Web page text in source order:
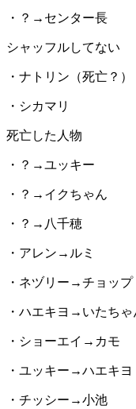
・？→センター長
シャッフルしてない
・ナトリン（死亡？）
・シカマリ
死亡した人物
・？→ユッキー
・？→イクちゃん
・？→八千穂
・アレン→ルミ
・ネヅリー→チョップ
・ハエキヨ→いたちゃ
・ショーエイ→カモ
・ユッキー→ハエキヨ
・チッシー→小池